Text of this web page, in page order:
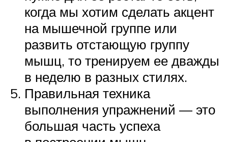
когда мы хотим сделать акцент
на мышечной группе или
развить отстающую группу
мышц, то тренируем ее дважды
в неделю в разных стилях.
Правильная техника
выполнения упражнений — это
большая часть успеха